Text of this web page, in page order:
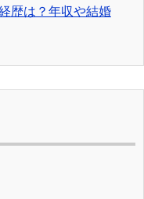
歴は？年収や結婚